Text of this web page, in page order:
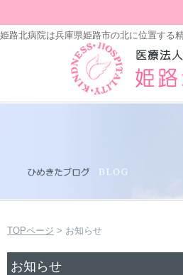
姫路北病院は兵庫県姫路市の北に位置する
TOPページ > お知らせ
お知らせ